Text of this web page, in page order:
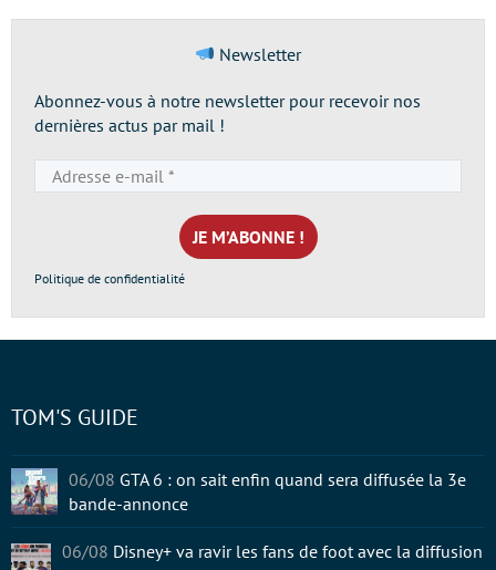
Newsletter
Abonnez-vous à notre newsletter pour recevoir nos
dernières actus par mail !
e-
mail
*
Politique de confidentialité
TOM'S GUIDE
06/08 GTA 6 : on sait enfin quand sera diffusée la 3e
bande-annonce
06/08 Disney+ va ravir les fans de foot avec la diffusion